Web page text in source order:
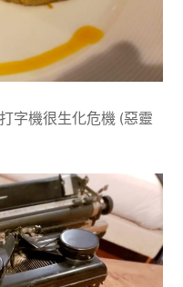
字機很生化危機 (惡靈